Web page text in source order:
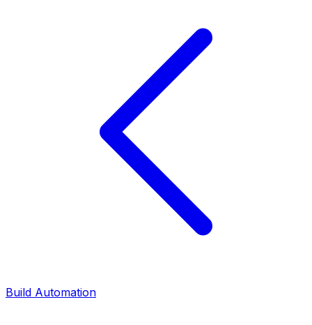
Build Automation